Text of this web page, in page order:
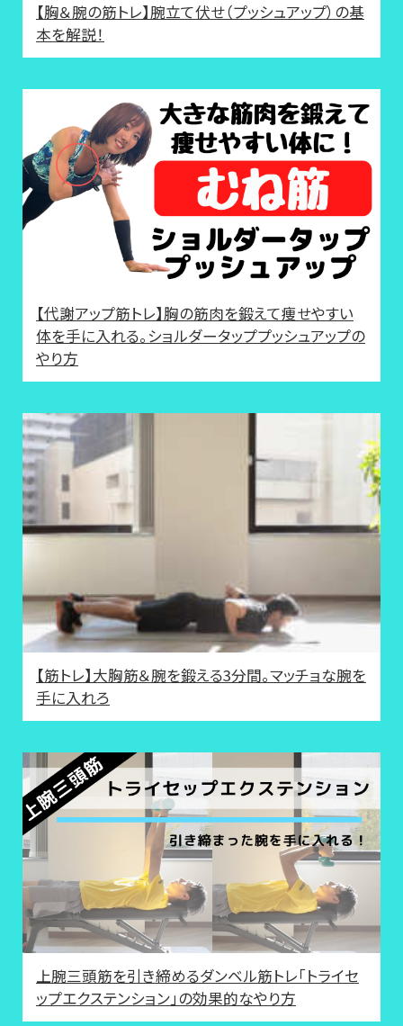
【胸＆腕の筋トレ】腕立て伏せ（プッシュアップ）の基
本を解説！
【代謝アップ筋トレ】胸の筋肉を鍛えて痩せやすい
体を手に入れる。ショルダータッププッシュアップの
やり方
【筋トレ】大胸筋＆腕を鍛える3分間。マッチョな腕を
手に入れろ
上腕三頭筋を引き締めるダンベル筋トレ「トライセ
ップエクステンション」の効果的なやり方